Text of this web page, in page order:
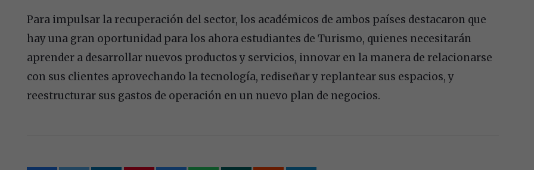
Para impulsar la recuperación del sector, los académicos de ambos países destacaron que
hay una gran oportunidad para los ahora estudiantes de Turismo, quienes necesitarán
aprender a desarrollar nuevos productos y servicios, innovar en la manera de relacionarse
con sus clientes aprovechando la tecnología, rediseñar y replantear sus espacios, y
reestructurar sus gastos de operación en un nuevo plan de negocios.